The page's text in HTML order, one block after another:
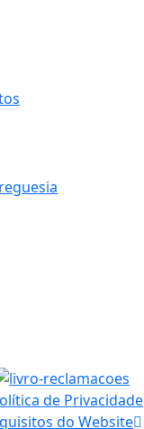
de Privacidade
do Website